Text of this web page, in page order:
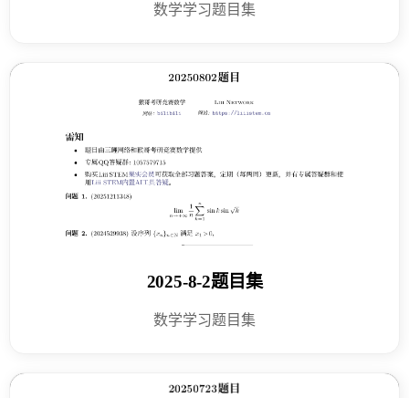
数学学习题目集
2025-8-2题目集
数学学习题目集